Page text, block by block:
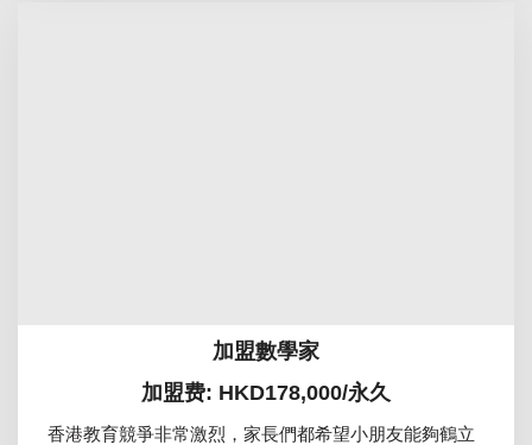
加盟數學家
加盟费: HKD178,000/永久
香港教育競爭非常激烈，家長們都希望小朋友能夠鶴立